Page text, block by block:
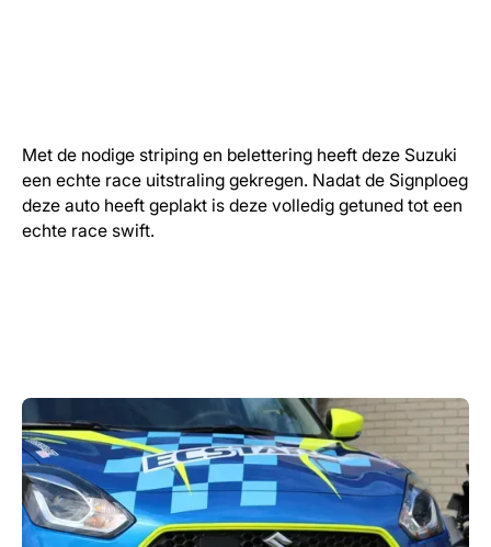
Met de nodige striping en belettering heeft deze Suzuki
een echte race uitstraling gekregen. Nadat de Signploeg
deze auto heeft geplakt is deze volledig getuned tot een
echte race swift.